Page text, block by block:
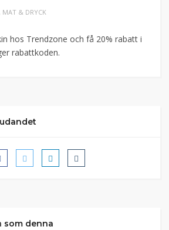
MAT & DRYCK
hos Trendzone och få 20% rabatt i
rabattkoden.
som denna